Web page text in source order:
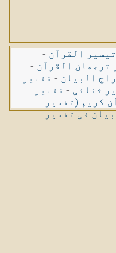
القرآن -
ترجمان القرآن -
البیان - تفسیر
ثنائی - تفسیر
کریم (تفسیر
فی تفسیر